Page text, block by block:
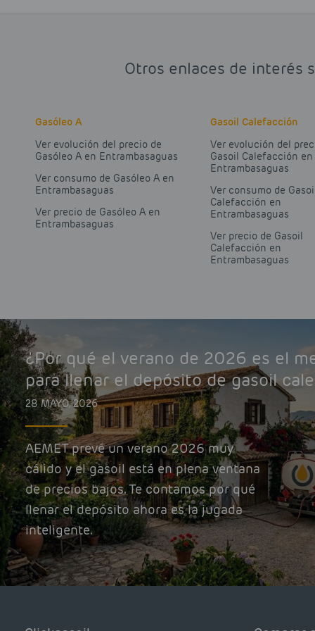
Otros enlaces de interés
Gasóleo A
Ver evolución del precio de
Gasóleo A en Entrambasaguas
Ver consumo de Gasóleo A en
Entrambasaguas
Ver precio de Gasóleo A en
Entrambasaguas
Gasoil Calefacción
Ver evolución del
Gasoil Calefacción en
Entrambasaguas
Ver consumo de
Calefacción en
Entrambasaguas
Ver precio de Gasoil
Calefacción en
Entrambasaguas
¿Por qué el verano de 2026 es el
para llenar el depósito de gasoil
28 MAYO, 2026
AEMET prevé un verano 2026 muy
cálido y el gasoil está en plena ventana
de precios bajos. Te contamos por qué
llenar el depósito ahora es la jugada
inteligente.